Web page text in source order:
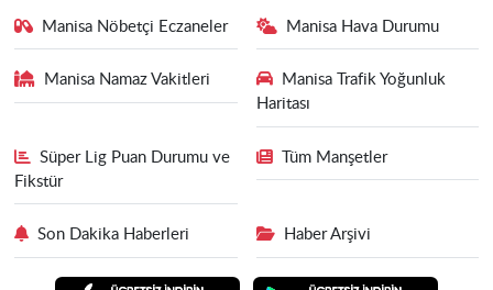
Manisa Nöbetçi Eczaneler Manisa Hava Durumu
Manisa Namaz Vakitleri
Manisa Trafik Yoğunluk
Haritası
Süper Lig Puan Durumu ve
Fikstür
Tüm Manşetler
Son Dakika Haberleri Haber Arşivi